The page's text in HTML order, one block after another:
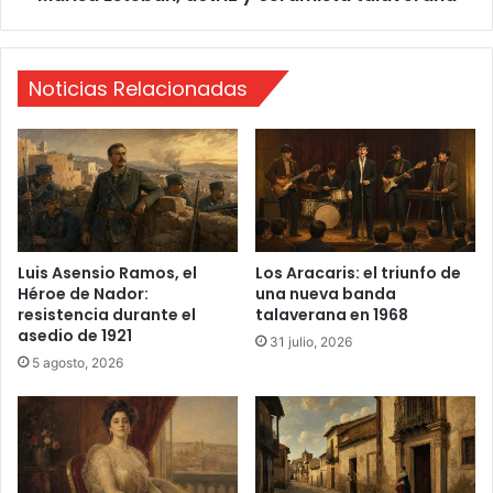
E
x
p
o
A
q
u
a
'
1
9
a
c
t
r
i
z
y
c
e
r
a
m
s
Noticias Relacionadas
Luis Asensio Ramos, el
Héroe de Nador:
resistencia durante el
asedio de 1921
5 agosto, 2026
Los Aracaris: el triunfo de
una nueva banda
talaverana en 1968
31 julio, 2026